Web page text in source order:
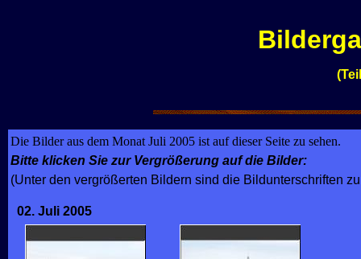
Die Bilder aus dem Monat Juli 2005 ist auf dieser Seite zu sehen.
Bitte klicken Sie zur Vergrößerung auf die Bilder:
(Unter den vergrößerten Bildern sind die Bildunterschriften
02. Juli 2005